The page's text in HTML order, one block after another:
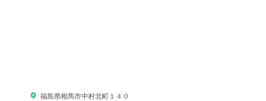
福島県相馬市中村北町１４０